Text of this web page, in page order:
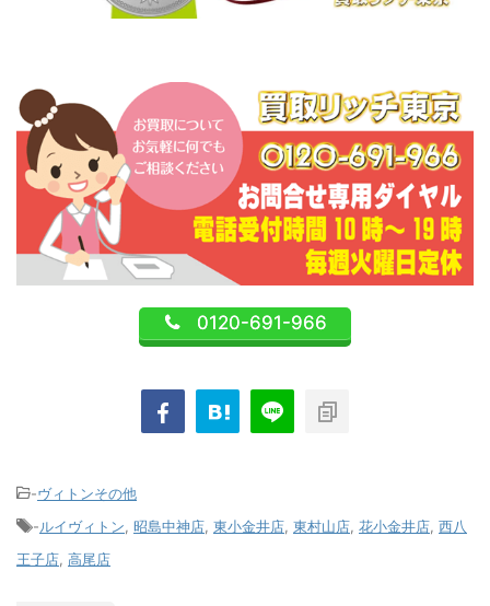
0120-691-966
-ヴィトンその他
-ルイヴィトン 昭島中神店 東小金井店 東村山店 花小金井店 西八
王子店 高尾店